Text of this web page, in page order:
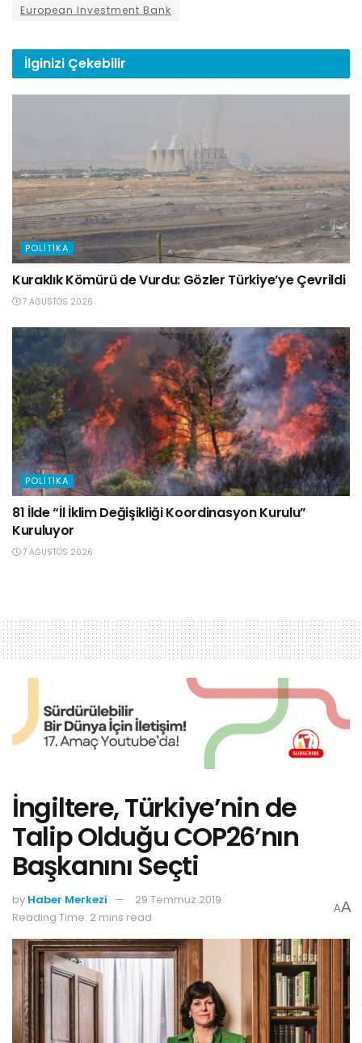
European Investment Bank
İlginizi Çekebilir
POLITIKA
Kuraklık Kömürü de Vurdu: Gözler Türkiye’ye Çevrildi
7 AĞUSTOS 2026
POLITIKA
81 İlde “İl İklim Değişikliği Koordinasyon Kurulu”
Kuruluyor
7 AĞUSTOS 2026
İngiltere, Türkiye’nin de
Talip Olduğu COP26’nın
Başkanını Seçti
by Haber Merkezi
29 Temmuz 2019
Reading Time: 2 mins read
AA